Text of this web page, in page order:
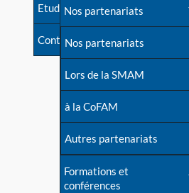
Une question sur le site
Etudes récentes
Contact
Forum
S'inscrire à nos
Nos partenariats
Nos partenariats
Lors de la SMAM
à la CoFAM
Autres partenariats
Formations et
conférences